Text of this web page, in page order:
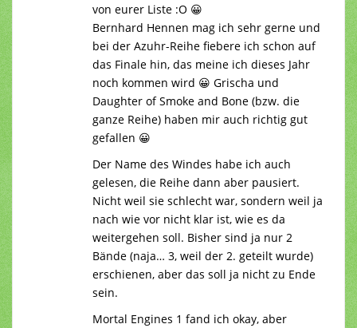
von eurer Liste :O 😀
Bernhard Hennen mag ich sehr gerne und
bei der Azuhr-Reihe fiebere ich schon auf
das Finale hin, das meine ich dieses Jahr
noch kommen wird 😀 Grischa und
Daughter of Smoke and Bone (bzw. die
ganze Reihe) haben mir auch richtig gut
gefallen 😀
Der Name des Windes habe ich auch
gelesen, die Reihe dann aber pausiert.
Nicht weil sie schlecht war, sondern weil ja
nach wie vor nicht klar ist, wie es da
weitergehen soll. Bisher sind ja nur 2
Bände (naja… 3, weil der 2. geteilt wurde)
erschienen, aber das soll ja nicht zu Ende
sein.
Mortal Engines 1 fand ich okay, aber